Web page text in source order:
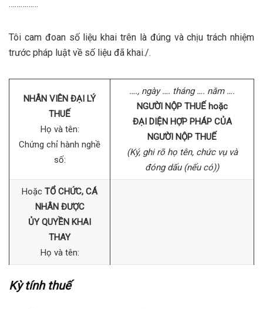
……………
Tôi cam đoan số liệu khai trên là đúng và chịu trách nhiệm
trước pháp luật về số liệu đã khai./.
NHÂN VIÊN ĐẠI LÝ
THUẾ
Họ và tên:
Chứng chỉ hành nghề
số:
…., ngày …. tháng …. năm ….
NGƯỜI NỘP THUẾ hoặc
ĐẠI DIỆN HỢP PHÁP CỦA
NGƯỜI NỘP THUẾ
(Ký, ghi rõ họ tên, chức vụ và
đóng dấu (nếu có))
Hoặc TỔ CHỨC, CÁ
NHÂN ĐƯỢC
ỦY QUYỀN KHAI
THAY
Họ và tên:
Kỳ tính thuế